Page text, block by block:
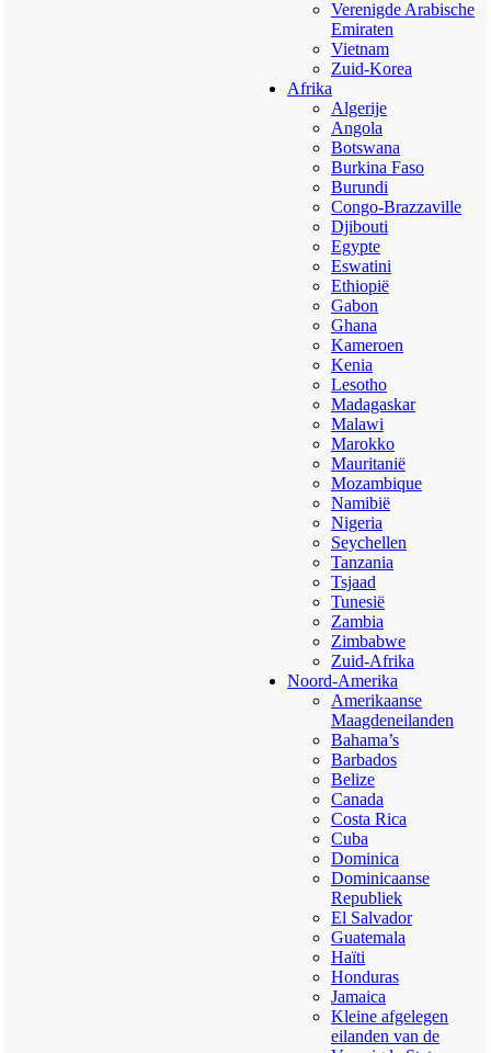
Verenigde Arabische
Emiraten
Vietnam
Zuid-Korea
Afrika
Algerije
Angola
Botswana
Burkina Faso
Burundi
Congo-Brazzaville
Djibouti
Egypte
Eswatini
Ethiopië
Gabon
Ghana
Kameroen
Kenia
Lesotho
Madagaskar
Malawi
Marokko
Mauritanië
Mozambique
Namibië
Nigeria
Seychellen
Tanzania
Tsjaad
Tunesië
Zambia
Zimbabwe
Zuid-Afrika
Noord-Amerika
Amerikaanse
Maagdeneilanden
Bahama’s
Barbados
Belize
Canada
Costa Rica
Cuba
Dominica
Dominicaanse
Republiek
El Salvador
Guatemala
Haïti
Honduras
Jamaica
Kleine afgelegen
eilanden van de